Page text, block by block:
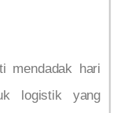
mendadak hari
logistik yang